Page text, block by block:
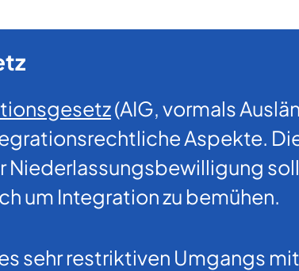
(AIG, vormals
Aspekte.
um Integration zu bemühen.
sehr restriktiven Umgangs mit